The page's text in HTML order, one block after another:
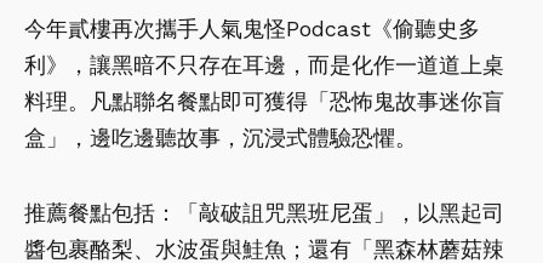
今年貳樓再次攜手人氣鬼怪Podcast《偷聽史多
利》，讓黑暗不只存在耳邊，而是化作一道道上桌
料理。凡點聯名餐點即可獲得「恐怖鬼故事迷你盲
盒」，邊吃邊聽故事，沉浸式體驗恐懼。
推薦餐點包括：「敲破詛咒黑班尼蛋」，以黑起司
醬包裹酪梨、水波蛋與鮭魚；還有「黑森林蘑菇辣